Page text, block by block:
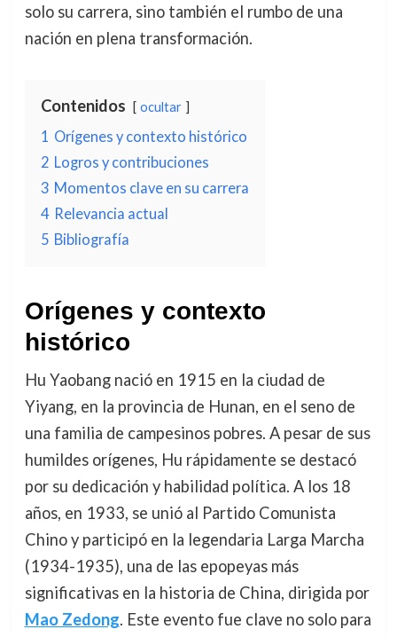
solo su carrera, sino también el rumbo de una
nación en plena transformación.
Contenidos ocultar
1 Orígenes y contexto histórico
2 Logros y contribuciones
3 Momentos clave en su carrera
4 Relevancia actual
5 Bibliografía
Orígenes y contexto
histórico
Hu Yaobang nació en 1915 en la ciudad de
Yiyang, en la provincia de Hunan, en el seno de
una familia de campesinos pobres. A pesar de sus
humildes orígenes, Hu rápidamente se destacó
por su dedicación y habilidad política. A los 18
años, en 1933, se unió al Partido Comunista
Chino y participó en la legendaria Larga Marcha
(1934-1935), una de las epopeyas más
significativas en la historia de China, dirigida por
Mao Zedong. Este evento fue clave no solo para